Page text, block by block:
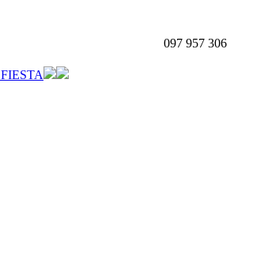
097 957 306
FIESTA